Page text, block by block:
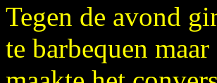
Tegen de avond
te barbequen